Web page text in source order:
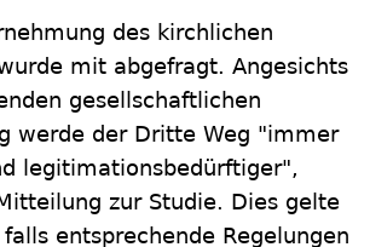
des kirchlichen
mit abgefragt. Angesichts
gesellschaftlichen
werde der Dritte Weg "immer
legitimationsbedürftiger",
zur Studie. Dies gelte
entsprechende Regelungen